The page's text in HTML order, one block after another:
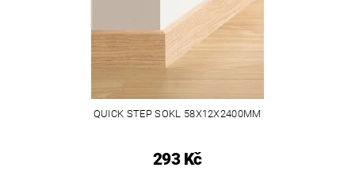
QUICK STEP SOKL 58X12X2400MM
293 Kč